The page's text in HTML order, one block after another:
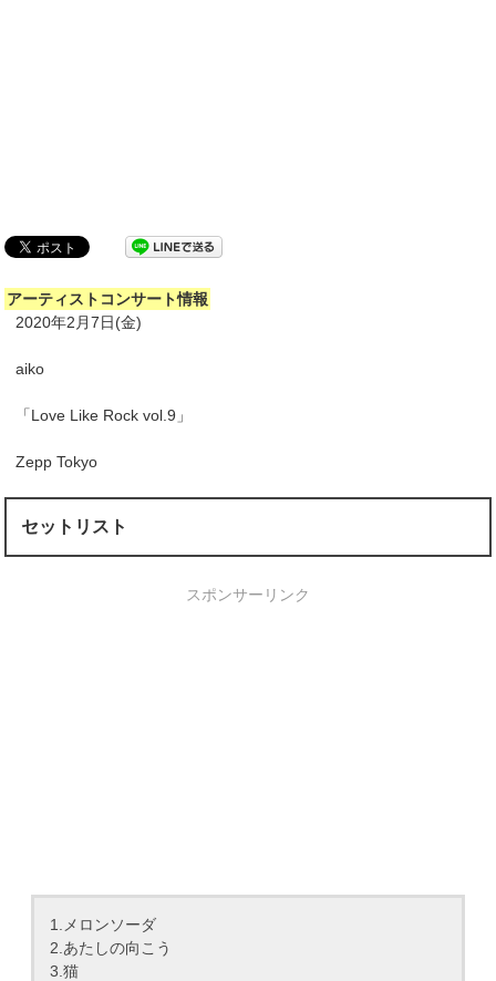
アーティストコンサート情報
2020年2月7日(金)
aiko
「Love Like Rock vol.9」
Zepp Tokyo
セットリスト
スポンサーリンク
1.メロンソーダ
2.あたしの向こう
3.猫